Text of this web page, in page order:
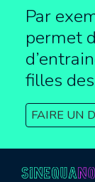
Par
permet
filles
FAIRE UN